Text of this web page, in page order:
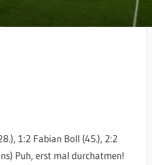
1:2 Fabian Boll (45.), 2:2
Puh, erst mal durchatmen!